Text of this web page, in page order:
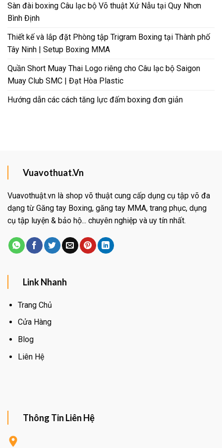
Sàn đài boxing Câu lạc bộ Võ thuật Xứ Nẫu tại Quy Nhơn
Bình Định
Thiết kế và lắp đặt Phòng tập Trigram Boxing tại Thành phố
Tây Ninh | Setup Boxing MMA
Quần Short Muay Thai Logo riêng cho Câu lạc bộ Saigon
Muay Club SMC | Đạt Hòa Plastic
Hướng dẫn các cách tăng lực đấm boxing đơn giản
Vuavothuat.Vn
Vuavothuật.vn là shop võ thuật cung cấp dụng cụ tập võ đa
dạng từ Găng tay Boxing, găng tay MMA, trang phục, dụng
cụ tập luyện & bảo hộ... chuyên nghiệp và uy tín nhất.
Link Nhanh
Trang Chủ
Cửa Hàng
Blog
Liên Hệ
Thông Tin Liên Hệ